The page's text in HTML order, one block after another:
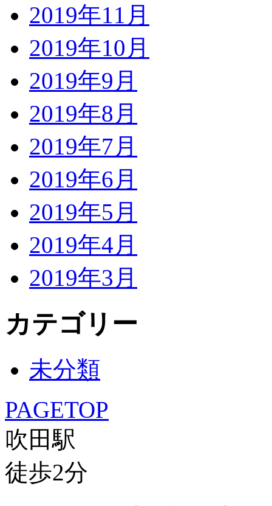
2019年11月
2019年10月
2019年9月
2019年8月
2019年7月
2019年6月
2019年5月
2019年4月
2019年3月
カテゴリー
未分類
PAGETOP
吹田駅
徒歩2分